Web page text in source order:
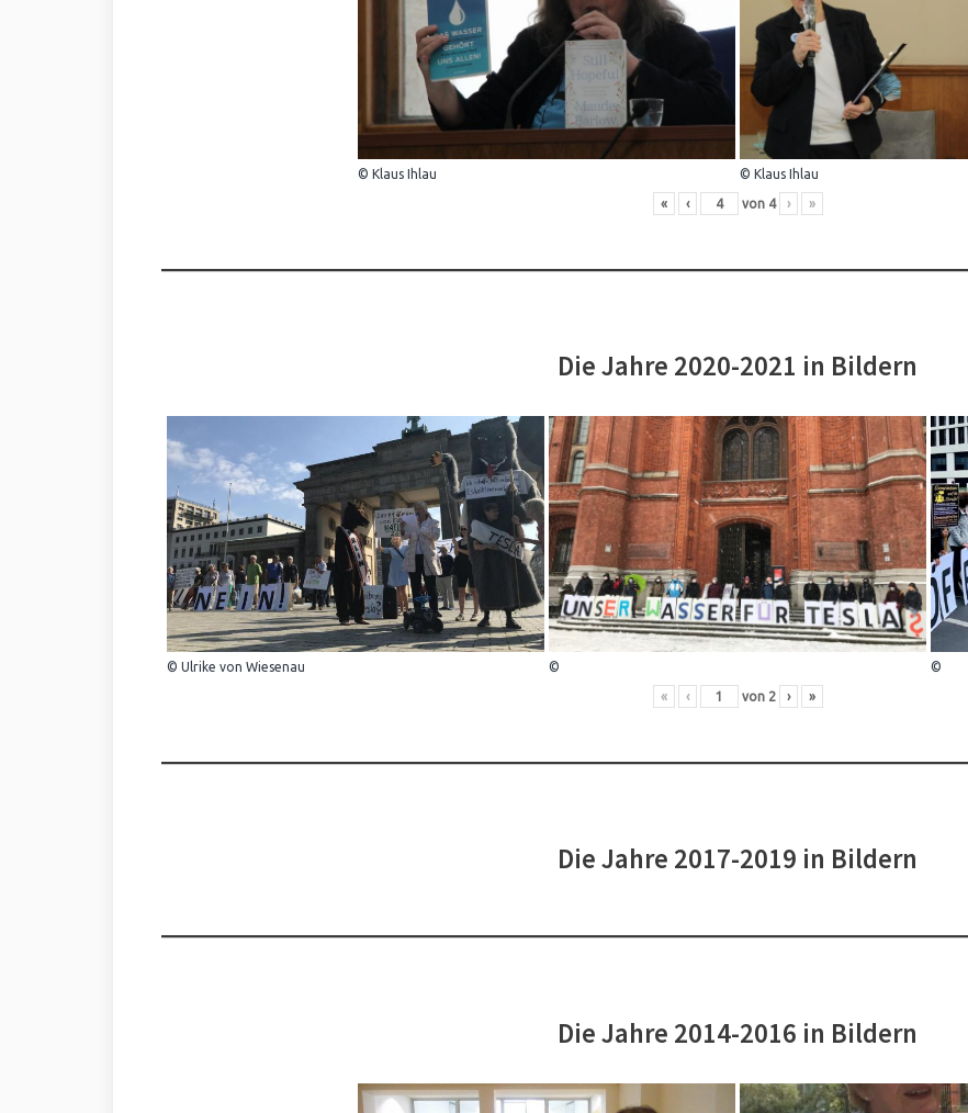
© Klaus Ihlau © Klaus Ihlau
« ‹ von 4 › »
Die Jahre 2020-2021 in Bildern
© Ulrike von Wiesenau © ©
« ‹ von 2 › »
Die Jahre 2017-2019 in Bildern
Die Jahre 2014-2016 in Bildern